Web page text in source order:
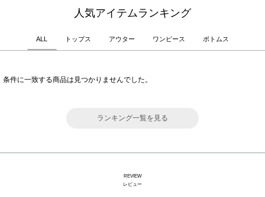
人気アイテムランキング
ALL トップス アウター ワンピース ボトムス
条件に一致する商品は見つかりませんでした。
ランキング一覧を見る
REVIEW
レビュー